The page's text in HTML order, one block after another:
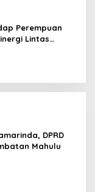
Perempuan
Lintas
DPRD
Mahulu